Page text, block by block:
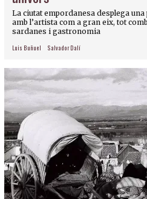
La ciutat empordanesa desplega
amb l’artista com a gran eix, tot
sardanes i gastronomia
Luis Buñuel Salvador Dalí